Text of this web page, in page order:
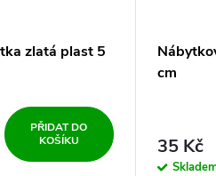
zlatá plast 5
PŘIDAT DO
KOŠÍKU
cm
35 Kč